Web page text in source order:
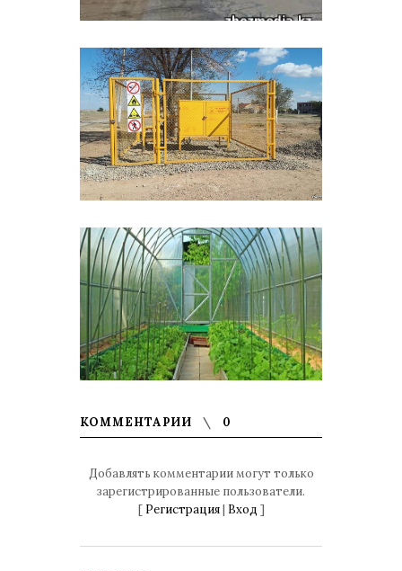
КОММЕНТАРИИ 0
Добавлять комментарии могут только
зарегистрированные пользователи.
[ Регистрация| Вход ]